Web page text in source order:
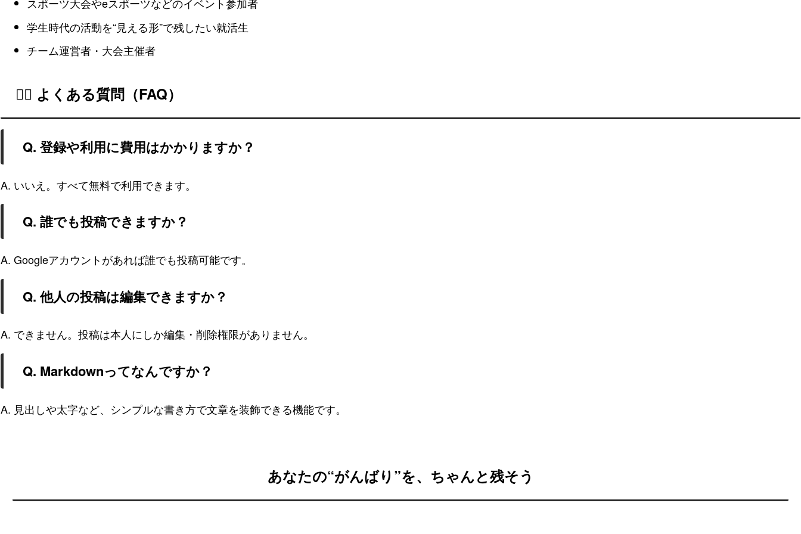
スポーツ大会やeスポーツなどのイベント参加者
学生時代の活動を“見える形”で残したい就活生
チーム運営者・大会主催者
🙋‍♀️ よくある質問（FAQ）
Q. 登録や利用に費用はかかりますか？
A. いいえ。すべて無料で利用できます。
Q. 誰でも投稿できますか？
A. Googleアカウントがあれば誰でも投稿可能です。
Q. 他人の投稿は編集できますか？
A. できません。投稿は本人にしか編集・削除権限がありません。
Q. Markdownってなんですか？
A. 見出しや太字など、シンプルな書き方で文章を装飾できる機能です。
あなたの“がんばり”を、ちゃんと残そう